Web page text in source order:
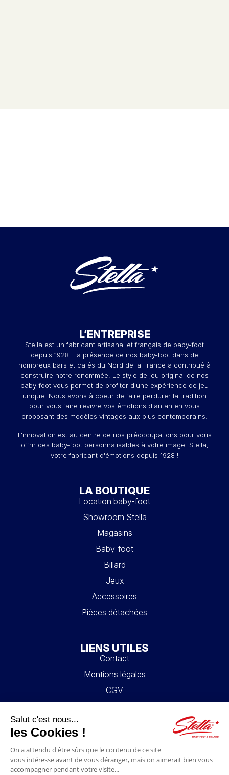
L’ENTREPRISE
Stella est un fabricant artisanal et français de baby-foot
depuis 1928. La présence de nos baby-foot dans de
nombreux bars et cafés du Nord de la France a contribué à
construire notre renommée. Le style de jeu original de nos
baby-foot vous permet de profiter d'une expérience de jeu
unique. Nous avons à coeur de faire perdurer la tradition
pour vous faire revivre vos émotions d'antan en vous
proposant des modèles vintages aux plus contemporains.
L'innovation est au centre de nos préoccupations pour vous
offrir des baby-foot personnalisables à votre image. Stella,
votre fabricant d'émotions depuis 1928 !
LA BOUTIQUE
Location baby-foot
Showroom Stella
Magasins
Baby-foot
Billard
Jeux
Accessoires
Pièces détachées
LIENS UTILES
Contact
Mentions légales
CGV